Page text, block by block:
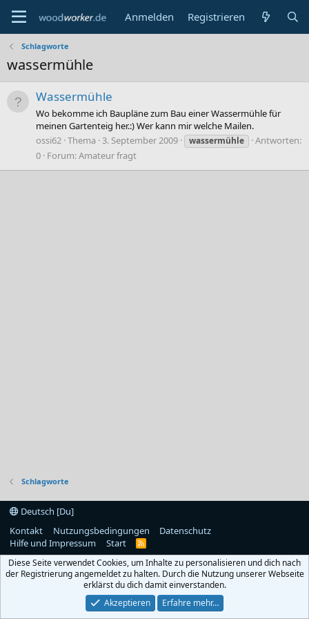
Anmelden Registrieren
Schlagworte
wassermühle
Wassermühle
Wo bekomme ich Baupläne zum Bau einer Wassermühle für
meinen Gartenteig her.:) Wer kann mir welche Mailen.
ossi62 Thema 3. September 2009 wassermühle
Antworten:
0 Forum:Amateur fragt
Schlagworte
Deutsch [Du]
Kontakt
Nutzungsbedingungen
Datenschutz
Hilfe und Impressum
Start
R
S
Diese Seite verwendet Cookies, um Inhalte zu personalisieren und dich nach
der Registrierung angemeldet zu halten. Durch die Nutzung unserer Webseite
erklärst du dich damit einverstanden.
Akzeptieren
Erfahre mehr…